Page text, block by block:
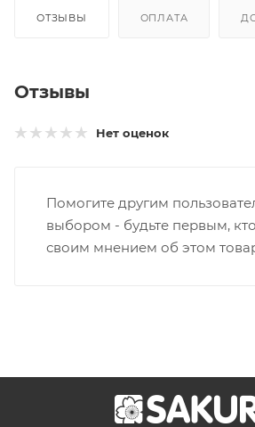
ОТЗЫВЫ ОПЛАТА
Отзывы
Нет оценок
Помогите другим
выбором - будьте первым,
своим мнением об этом